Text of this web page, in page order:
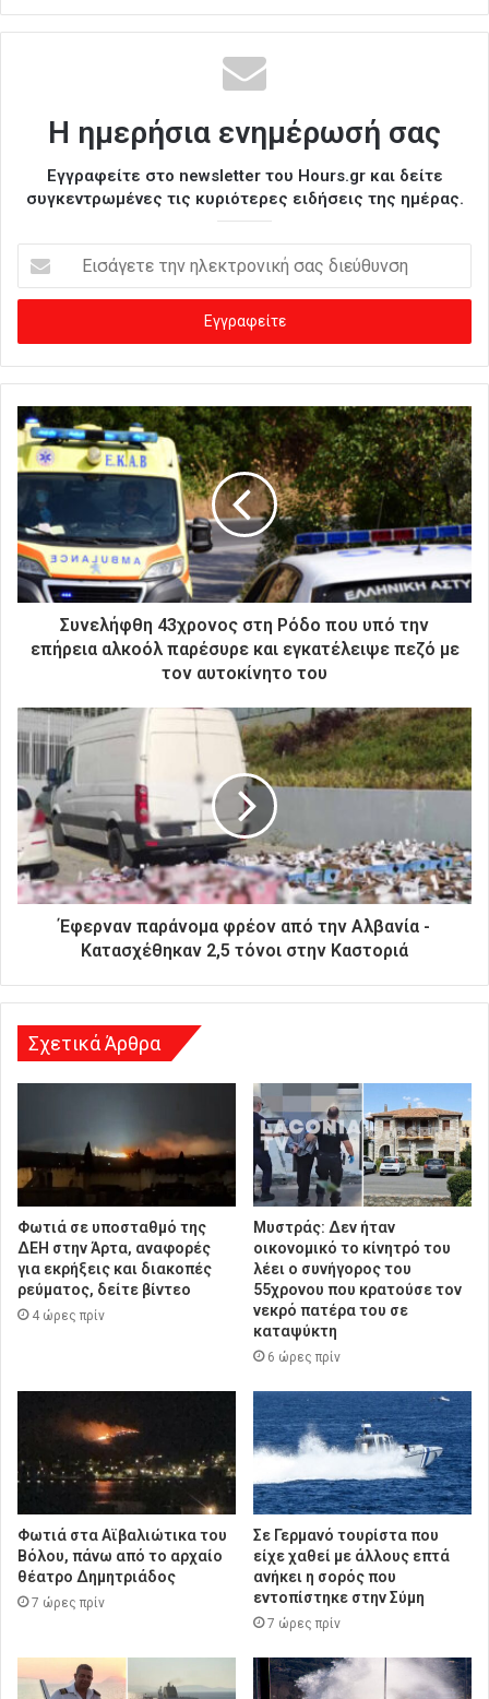
Η ημερήσια ενημέρωσή σας
Εγγραφείτε στο newsletter του Hours.gr και δείτε
συγκεντρωμένες τις κυριότερες ειδήσεις της ημέρας.
σ
γ
ε
ε
η
η
λ
ε
κ
τ
κ
ή
α
ς
ι
ε
ύ
σ
Συνελήφθη 43χρονος στη Ρόδο που υπό την
επήρεια αλκοόλ παρέσυρε και εγκατέλειψε πεζό με
τον αυτοκίνητο του
Έφερναν παράνομα φρέον από την Αλβανία -
Κατασχέθηκαν 2,5 τόνοι στην Καστοριά
Σχετικά Άρθρα
Φωτιά σε υποσταθμό της
ΔΕΗ στην Άρτα, αναφορές
για εκρήξεις και διακοπές
ρεύματος, δείτε βίντεο
4 ώρες πρίν
Μυστράς: Δεν ήταν
οικονομικό το κίνητρό του
λέει ο συνήγορος του
55χρονου που κρατούσε τον
νεκρό πατέρα του σε
καταψύκτη
6 ώρες πρίν
Φωτιά στα Αϊβαλιώτικα του
Βόλου, πάνω από το αρχαίο
θέατρο Δημητριάδος
7 ώρες πρίν
Σε Γερμανό τουρίστα που
είχε χαθεί με άλλους επτά
ανήκει η σορός που
εντοπίστηκε στην Σύμη
7 ώρες πρίν